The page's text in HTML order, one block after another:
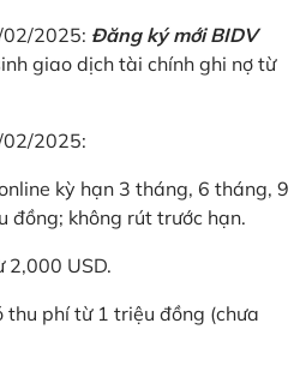
2025: Đăng ký mới BIDV
giao dịch tài chính ghi nợ từ
2025:
kỳ hạn 3 tháng, 6 tháng, 9
đồng; không rút trước hạn.
2,000 USD.
thu phí từ 1 triệu đồng (chưa